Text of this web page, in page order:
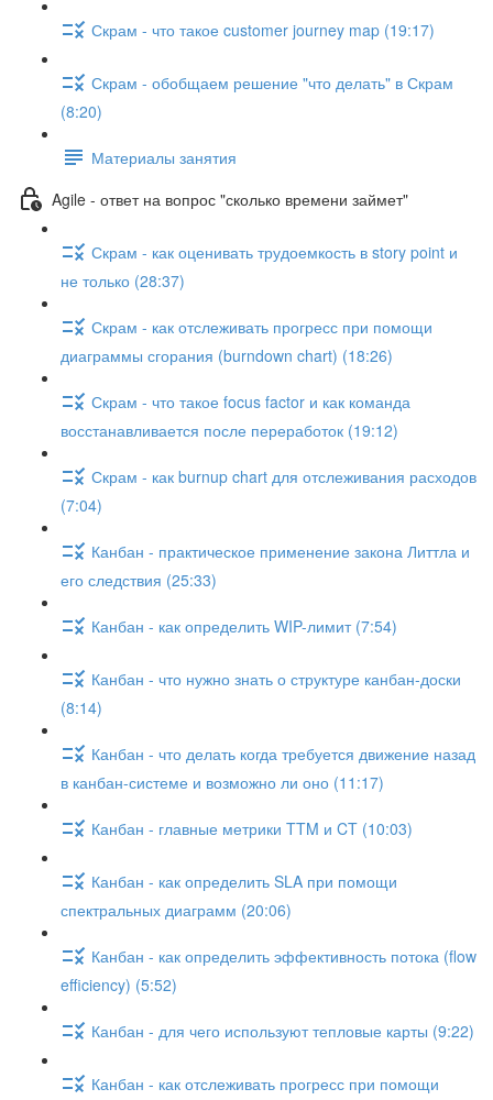
Скрам - что такое customer journey map (19:17)
Скрам - обобщаем решение "что делать" в Скрам
(8:20)
Материалы занятия
Agile - ответ на вопрос "сколько времени займет"
Скрам - как оценивать трудоемкость в story point и
не только (28:37)
Скрам - как отслеживать прогресс при помощи
диаграммы сгорания (burndown chart) (18:26)
Скрам - что такое focus factor и как команда
восстанавливается после переработок (19:12)
Скрам - как burnup chart для отслеживания расходов
(7:04)
Канбан - практическое применение закона Литтла и
его следствия (25:33)
Канбан - как определить WIP-лимит (7:54)
Канбан - что нужно знать о структуре канбан-доски
(8:14)
Канбан - что делать когда требуется движение назад
в канбан-системе и возможно ли оно (11:17)
Канбан - главные метрики TTM и CT (10:03)
Канбан - как определить SLA при помощи
спектральных диаграмм (20:06)
Канбан - как определить эффективность потока (flow
efficiency) (5:52)
Канбан - для чего используют тепловые карты (9:22)
Канбан - как отслеживать прогресс при помощи